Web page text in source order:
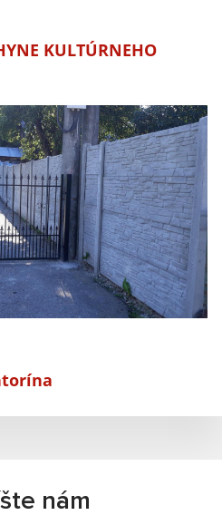
KULTÚRNEHO
nám